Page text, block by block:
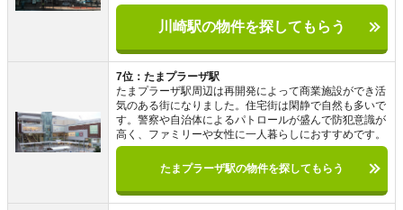
川崎駅の物件を探してもらう
7位：たまプラーザ駅
たまプラーザ駅周辺は再開発によって商業施設ができ活
気のある街になりました。住宅街は閑静で自然も多いで
す。警察や自治体によるパトロールが盛んで防犯意識が
高く、ファミリーや女性に一人暮らしにおすすめです。
たまプラーザ駅の物件を探してもらう